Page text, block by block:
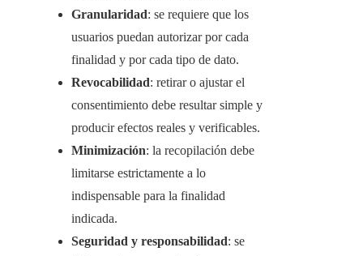
Granularidad: se requiere que los
usuarios puedan autorizar por cada
finalidad y por cada tipo de dato.
Revocabilidad: retirar o ajustar el
consentimiento debe resultar simple y
producir efectos reales y verificables.
Minimización: la recopilación debe
limitarse estrictamente a lo
indispensable para la finalidad
indicada.
Seguridad y responsabilidad: se